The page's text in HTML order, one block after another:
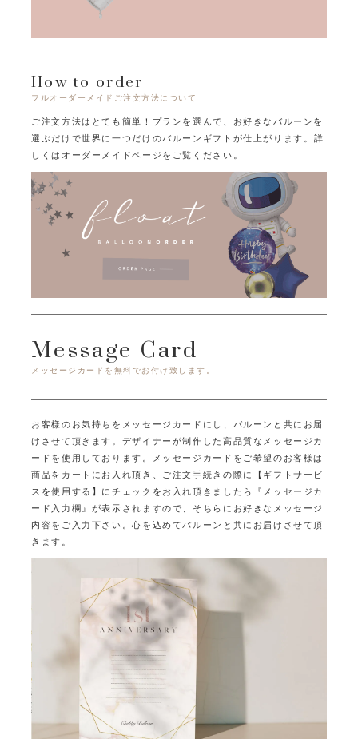
How to order
フルオーダーメイドご注文方法について
ご注文方法はとても簡単！プランを選んで、お好きなバルーンを
選ぶだけで世界に一つだけのバルーンギフトが仕上がります。 詳
しくはオーダーメイドページをご覧ください。
Message Card
メッセージカードを無料でお付け致します。
お客様のお気持ちをメッセージカードにし、バルーンと共にお届
けさせて頂きます。 デザイナーが制作した高品質なメッセージカ
ードを使用しております。
メッセージカードをご希望のお客様は
商品をカートにお入れ頂き、ご注文手続きの際に
【ギフトサービ
スを使用する】にチェックをお入れ頂きましたら
『メッセージカ
ード入力欄』が表示されますので、そちらにお好きなメッセージ
内容をご入力下さい。心を込めてバルーンと共にお届けさせて頂
きます。